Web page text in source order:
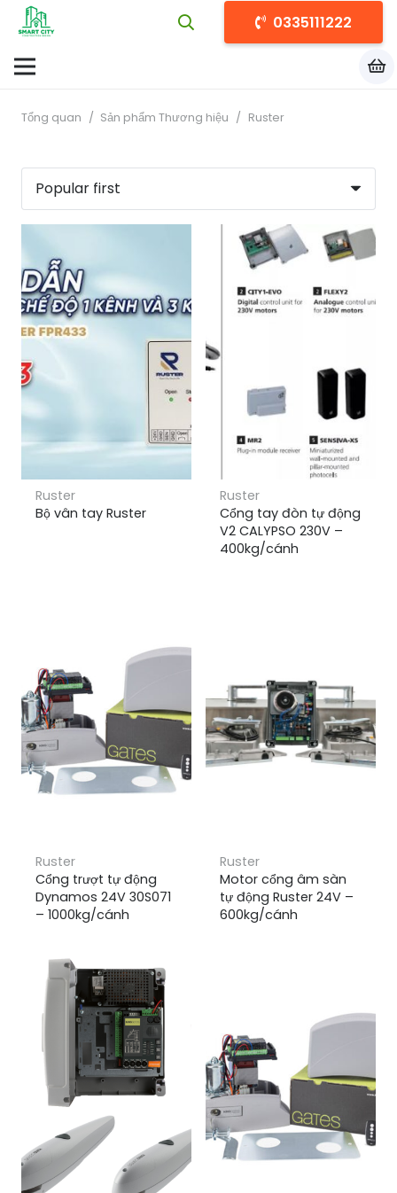
0335111222
Tổng quan / Sản phẩm Thương hiệu / Ruster
Ruster
Bộ vân tay Ruster
Ruster
Cổng tay đòn tự động
V2 CALYPSO 230V –
400kg/cánh
Ruster
Cổng trượt tự động
Dynamos 24V 30S071
– 1000kg/cánh
Ruster
Motor cổng âm sàn
tự động Ruster 24V –
600kg/cánh